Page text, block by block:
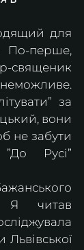
для
По-перше,
священик
за
вони
не забути
Русі”
Я читав
Львівської